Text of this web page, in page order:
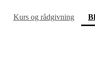
Kurs og rådgivning